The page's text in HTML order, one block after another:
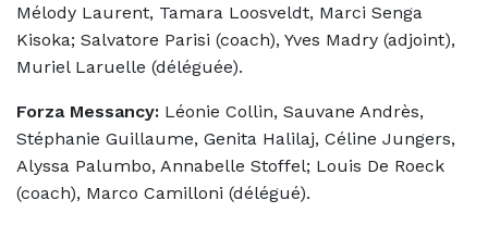
Mélody Laurent, Tamara Loosveldt, Marci Senga
Kisoka; Salvatore Parisi (coach), Yves Madry (adjoint),
Muriel Laruelle (déléguée).
Forza Messancy: Léonie Collin, Sauvane Andrès,
Stéphanie Guillaume, Genita Halilaj, Céline Jungers,
Alyssa Palumbo, Annabelle Stoffel; Louis De Roeck
(coach), Marco Camilloni (délégué).